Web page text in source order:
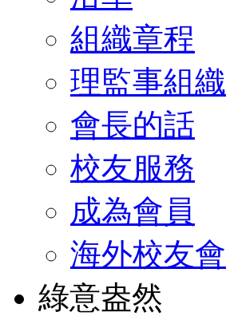
組織章程
理監事組織
會長的話
校友服務
成為會員
海外校友會
綠意盎然